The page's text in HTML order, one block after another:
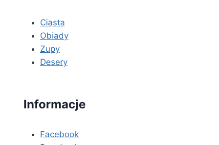
Ciasta
Obiady
Zupy
Desery
Informacje
Facebook